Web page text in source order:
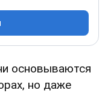
основываются
но даже